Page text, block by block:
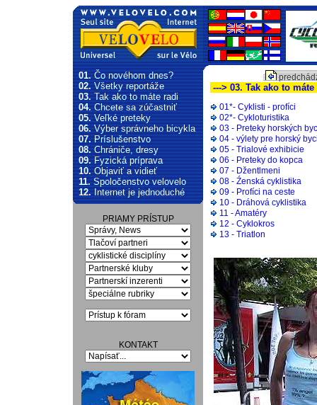
01.Čo novéhom dnes?
02.Všetky reportáže
03.Tak ako to máte radi
04.Chcete sa zúčastniť
05.Veľké preteky
06.Výber správneho bicykla
07.Príslušenstvo
08.Chrániče, dresy
09.Fyzická príprava
10.Objaviť a vidieť
11.Spoločenstvo velovelo
12.Internet je jednoduché
PRIAMY PRÍSTUP
KONTAKT
---> 03. Tak ako to
01*- Cyklisti - profíci
02*- Cykloturistika
03 - Preteky horských
04 - výlety pre horský
05 - Trialové exhibicie
06 - Preteky do kopca
07 - Džentlmeni
08 - Źenská cyklistika
09 - Profíci na ceste
10 - Dráhová cyklistika
11 - Amatéry
12 - Cyklokros
13 - Triatlon